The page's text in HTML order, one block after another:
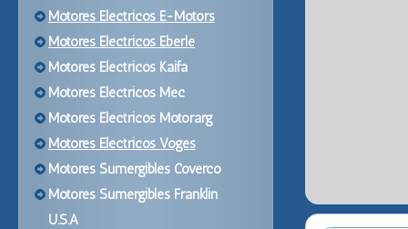
Motores Electricos E-Motors
Motores Electricos Eberle
Motores Electricos Kaifa
Motores Electricos Mec
Motores Electricos Motorarg
Motores Electricos Voges
Motores Sumergibles Coverco
Motores Sumergibles Franklin
U.S.A